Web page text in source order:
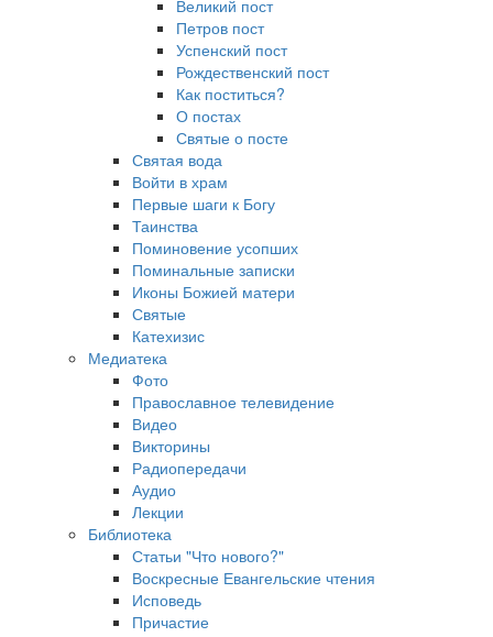
Великий пост
Петров пост
Успенский пост
Рождественский пост
Как поститься?
О постах
Святые о посте
Святая вода
Войти в храм
Первые шаги к Богу
Таинства
Поминовение усопших
Поминальные записки
Иконы Божией матери
Святые
Катехизис
Медиатека
Фото
Православное телевидение
Видео
Викторины
Радиопередачи
Аудио
Лекции
Библиотека
Статьи "Что нового?"
Воскресные Евангельские чтения
Исповедь
Причастие